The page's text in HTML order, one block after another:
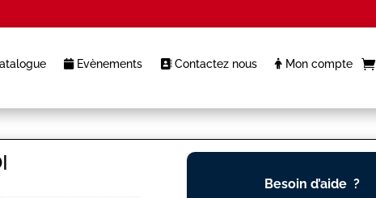
Evènements Contactez nous Mon compte
Besoin d’aide ?